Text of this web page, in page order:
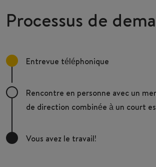
Processus de
Entrevue téléphonique
Rencontre en personne avec un
de direction combinée à un court
Vous avez le travail!